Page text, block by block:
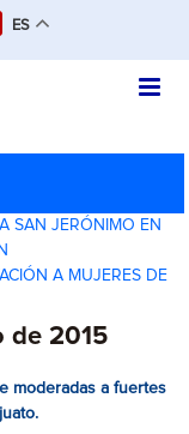
ES
SAN JERÓNIMO EN
A MUJERES DE
de 2015
moderadas a fuertes